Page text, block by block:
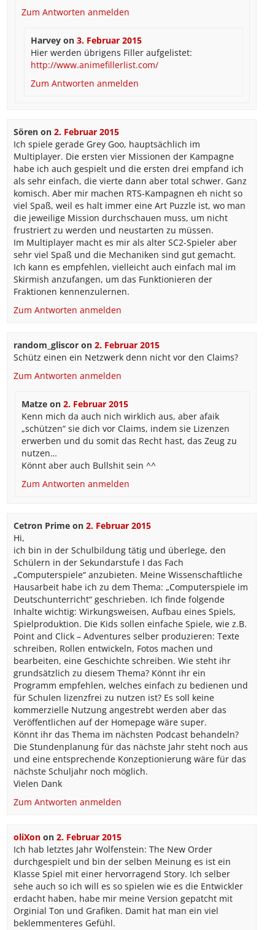
Zum Antworten anmelden
Harvey on3. Februar 2015
Hier werden übrigens Filler aufgelistet:
http://www.animefillerlist.com/
Zum Antworten anmelden
Sörenon 2. Februar 2015
Ich spiele gerade Grey Goo, hauptsächlich im
Multiplayer. Die ersten vier Missionen der Kampagne
habe ich auch gespielt und die ersten drei empfand ich
als sehr einfach, die vierte dann aber total schwer. Ganz
komisch. Aber mir machen RTS-Kampagnen eh nicht so
viel Spaß, weil es halt immer eine Art Puzzle ist, wo man
die jeweilige Mission durchschauen muss, um nicht
frustriert zu werden und neustarten zu müssen.
Im Multiplayer macht es mir als alter SC2-Spieler aber
sehr viel Spaß und die Mechaniken sind gut gemacht.
Ich kann es empfehlen, vielleicht auch einfach mal im
Skirmish anzufangen, um das Funktionieren der
Fraktionen kennenzulernen.
Zum Antworten anmelden
random_gliscoron 2. Februar 2015
Schütz einen ein Netzwerk denn nicht vor den Claims?
Zum Antworten anmelden
Matze on2. Februar 2015
Kenn mich da auch nich wirklich aus, aber afaik
„schützen“ sie dich vor Claims, indem sie Lizenzen
erwerben und du somit das Recht hast, das Zeug zu
nutzen…
Könnt aber auch Bullshit sein ^^
Zum Antworten anmelden
Cetron Primeon 2. Februar 2015
Hi,
ich bin in der Schulbildung tätig und überlege, den
Schülern in der Sekundarstufe I das Fach
„Computerspiele“ anzubieten. Meine Wissenschaftliche
Hausarbeit habe ich zu dem Thema: „Computerspiele im
Deutschunterricht“ geschrieben. Ich finde folgende
Inhalte wichtig: Wirkungsweisen, Aufbau eines Spiels,
Spielproduktion. Die Kids sollen einfache Spiele, wie z.B.
Point and Click – Adventures selber produzieren: Texte
schreiben, Rollen entwickeln, Fotos machen und
bearbeiten, eine Geschichte schreiben. Wie steht ihr
grundsätzlich zu diesem Thema? Könnt ihr ein
Programm empfehlen, welches einfach zu bedienen und
für Schulen lizenzfrei zu nutzen ist? Es soll keine
kommerzielle Nutzung angestrebt werden aber das
Veröffentlichen auf der Homepage wäre super.
Könnt ihr das Thema im nächsten Podcast behandeln?
Die Stundenplanung für das nächste Jahr steht noch aus
und eine entsprechende Konzeptionierung wäre für das
nächste Schuljahr noch möglich.
Vielen Dank
Zum Antworten anmelden
oliXonon 2. Februar 2015
Ich hab letztes Jahr Wolfenstein: The New Order
durchgespielt und bin der selben Meinung es ist ein
Klasse Spiel mit einer hervorragend Story. Ich selber
sehe auch so ich will es so spielen wie es die Entwickler
erdacht haben, habe mir meine Version gepatcht mit
Orginial Ton und Grafiken. Damit hat man ein viel
beklemmenteres Gefühl.